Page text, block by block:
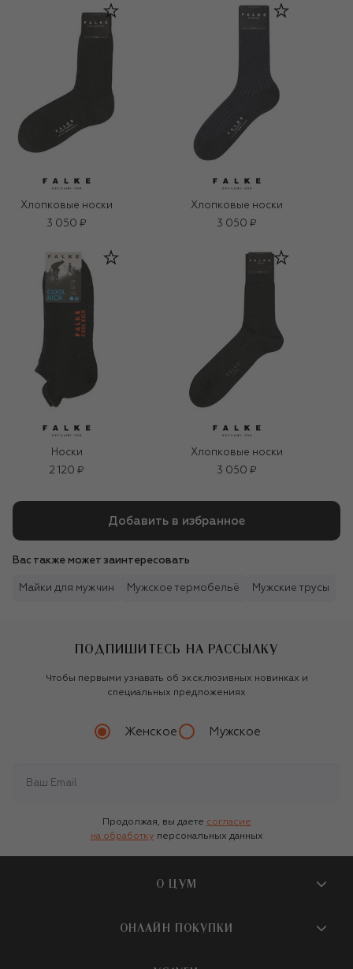
Хлопковые носки
3 050 ₽
Хлопковые носки
3 050 ₽
Носки
2 120 ₽
Хлопковые носки
3 050 ₽
Добавить в избранное
Вас также может заинтересовать
Майки для мужчин Мужское термобельё Мужские трусы
ПОДПИШИТЕСЬ НА РАССЫЛКУ
Чтобы первыми узнавать об эксклюзивных новинках и
специальных предложениях
Женское Мужское
Продолжая, вы даете согласие
на обработку персональных данных
О ЦУМ
О магазине
ОНЛАЙН ПОКУПКИ